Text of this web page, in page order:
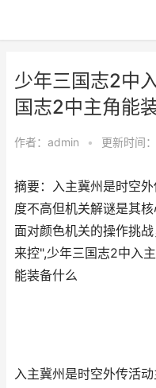
少年三国志2中
国志2中主角能
作者： admin • 更新时间
摘要：入主冀州是时空
度不高但机关解谜是其
面对颜色机关的操作挑
来控",少年三国志2中入
能装备什么
入主冀州是时空外传活